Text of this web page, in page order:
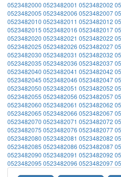
0523482000 0523482001 0523482002
0523482005 0523482006 0523482007
0523482010 0523482011 0523482012
0523482015 0523482016 0523482017
0523482020 0523482021 0523482022
0523482025 0523482026 0523482027
0523482030 0523482031 0523482032
0523482035 0523482036 0523482037
0523482040 0523482041 0523482042
0523482045 0523482046 0523482047
0523482050 0523482051 0523482052
0523482055 0523482056 0523482057
0523482060 0523482061 0523482062
0523482065 0523482066 0523482067
0523482070 0523482071 0523482072
0523482075 0523482076 0523482077
0523482080 0523482081 0523482082
0523482085 0523482086 0523482087
0523482090 0523482091 0523482092
0523482095 0523482096 0523482097